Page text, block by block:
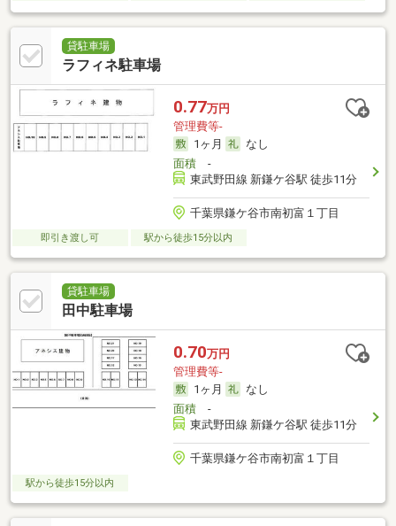
貸駐車場
ラフィネ駐車場
0.77万円
管理費等-
1ヶ月
なし
面積-
東武野田線 新鎌ケ谷駅 徒歩11分
千葉県鎌ケ谷市南初富１丁目
即引き渡し可 駅から徒歩15分以内
貸駐車場
田中駐車場
0.70万円
管理費等-
1ヶ月
なし
面積-
東武野田線 新鎌ケ谷駅 徒歩11分
千葉県鎌ケ谷市南初富１丁目
駅から徒歩15分以内